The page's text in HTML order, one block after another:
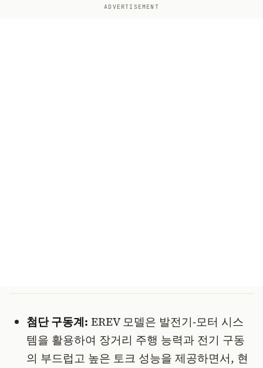
ADVERTISEMENT
첨단 구동계: EREV 모델은 발전기-모터 시스
템을 활용하여 장거리 주행 능력과 전기 구동
의 부드럽고 높은 토크 성능을 제공하면서, 현